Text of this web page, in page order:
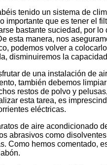
tenido un sistema de
importante que es tener el
bastante suciedad, por
esta manera, nos
podemos volver a
disminuiremos la
de una instalación de
también debemos
restos de polvo y
esta tarea, es
eléctricas.
de aire acondicionado
abrasivos como
Como hemos comentado,